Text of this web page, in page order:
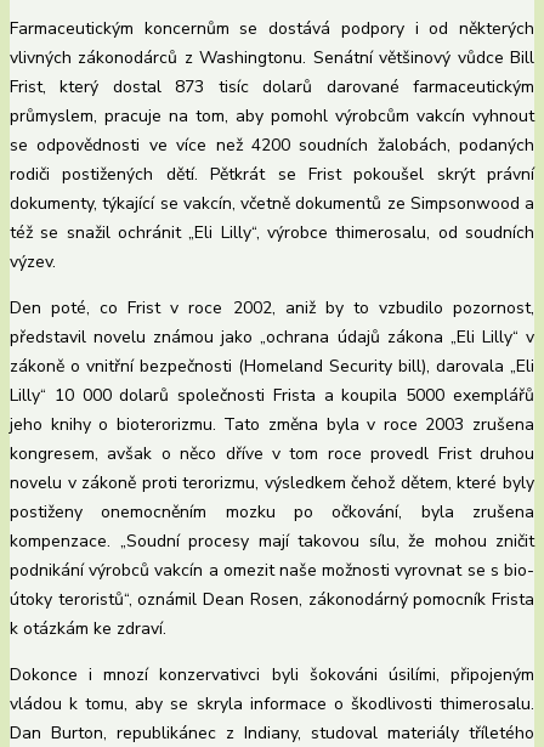
Farmaceutickým koncernům se dostává podpory i od některých
vlivných zákonodárců z Washingtonu. Senátní většinový vůdce Bill
Frist, který dostal 873 tisíc dolarů darované farmaceutickým
průmyslem, pracuje na tom, aby pomohl výrobcům vakcín vyhnout
se odpovědnosti ve více než 4200 soudních žalobách, podaných
rodiči postižených dětí. Pětkrát se Frist pokoušel skrýt právní
dokumenty, týkající se vakcín, včetně dokumentů ze Simpsonwood a
též se snažil ochránit „Eli Lilly“, výrobce thimerosalu, od soudních
výzev.
Den poté, co Frist v roce 2002, aniž by to vzbudilo pozornost,
představil novelu známou jako „ochrana údajů zákona „Eli Lilly“ v
zákoně o vnitřní bezpečnosti (Homeland Security bill), darovala „Eli
Lilly“ 10 000 dolarů společnosti Frista a koupila 5000 exemplářů
jeho knihy o bioterorizmu. Tato změna byla v roce 2003 zrušena
kongresem, avšak o něco dříve v tom roce provedl Frist druhou
novelu v zákoně proti terorizmu, výsledkem čehož dětem, které byly
postiženy onemocněním mozku po očkování, byla zrušena
kompenzace. „Soudní procesy mají takovou sílu, že mohou zničit
podnikání výrobců vakcín a omezit naše možnosti vyrovnat se s bio-
útoky teroristů“, oznámil Dean Rosen, zákonodárný pomocník Frista
k otázkám ke zdraví.
Dokonce i mnozí konzervativci byli šokováni úsilími, připojeným
vládou k tomu, aby se skryla informace o škodlivosti thimerosalu.
Dan Burton, republikánec z Indiany, studoval materiály tříletého